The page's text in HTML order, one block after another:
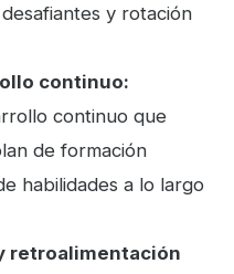
y rotación
continuo:
continuo que
de formación
habilidades a lo largo
retroalimentación